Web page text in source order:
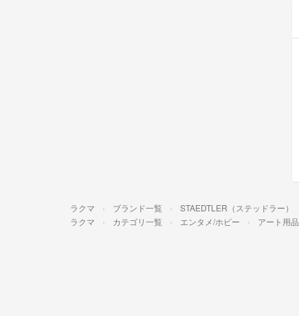
ラクマ ブランド一覧 STAEDTLER（ステッドラー）
ラクマ カテゴリ一覧 エンタメ/ホビー アート用品